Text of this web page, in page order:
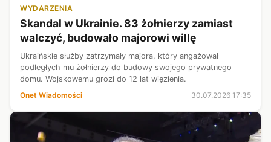
WYDARZENIA
Skandal w Ukrainie. 83 żołnierzy zamiast
walczyć, budowało majorowi willę
Ukraińskie służby zatrzymały majora, który angażował
podległych mu żołnierzy do budowy swojego prywatnego
domu. Wojskowemu grozi do 12 lat więzienia.
Onet Wiadomości
30.07.2026 17:35